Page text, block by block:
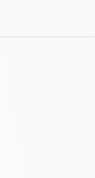
Lacivert